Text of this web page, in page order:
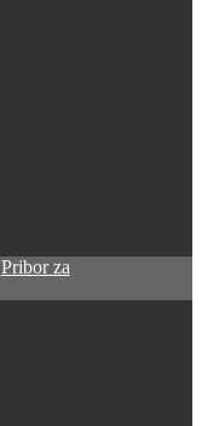
Pribor za